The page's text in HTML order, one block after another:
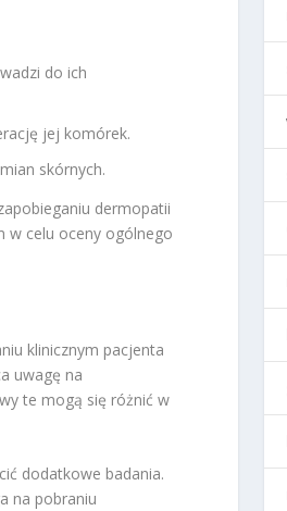
do ich
jej komórek.
skórnych.
dermopatii
w celu oceny ogólnego
klinicznym pacjenta
uwagę na
te mogą się różnić w
dodatkowe badania.
na pobraniu